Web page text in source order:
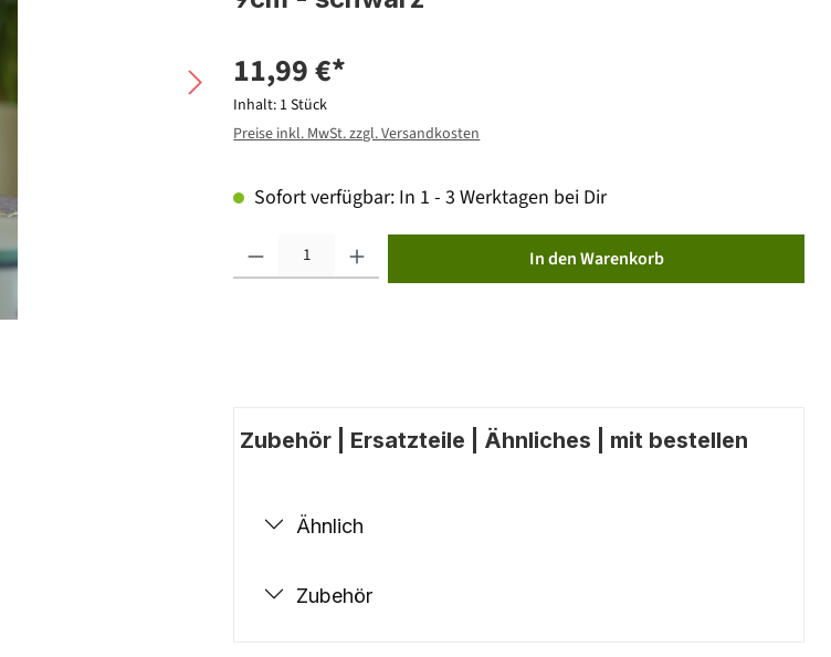
11,99 €*
Inhalt: 1 Stück
Preise inkl. MwSt. zzgl. Versandkosten
Sofort verfügbar: In 1 - 3 Werktagen bei Dir
In den Warenkorb
Zubehör | Ersatzteile | Ähnliches | mit bestellen
Ähnlich
Zubehör